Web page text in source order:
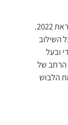
הקולקציה החדשה והצבעונית הושקה לקראת 2022.
השילוב
ובעל
הרחב של
הלבוש